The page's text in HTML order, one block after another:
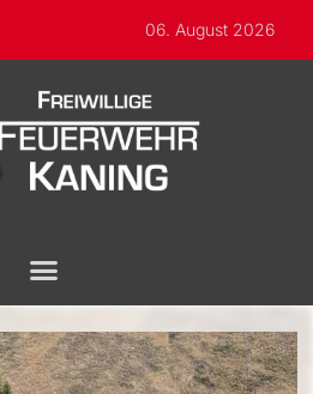
06. August 2026